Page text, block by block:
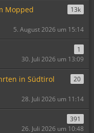
Mopped
13k
5. August 2026 um 15:14
1
30. Juli 2026 um 13:09
in Südtirol
20
28. Juli 2026 um 11:14
391
26. Juli 2026 um 10:48